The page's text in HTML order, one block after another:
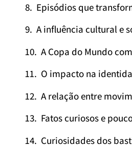
Episódios que
A influência cultural e
A Copa do Mundo
O impacto na
A relação entre
Fatos curiosos e
Curiosidades dos